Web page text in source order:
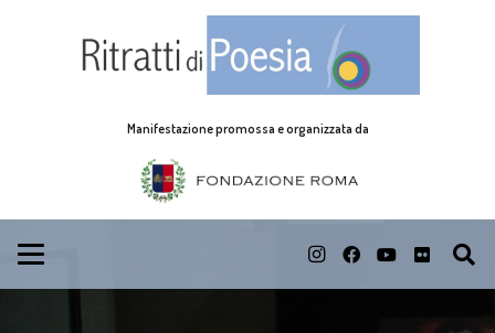
Manifestazione promossa e organizzata da